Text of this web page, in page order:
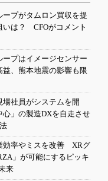
ープがタムロン買収を提
いは？ CFOがコメント
ープはイメージセンサー
益、熊本地震の影響も限
場社員がシステムを開
」の製造DXを自走させ
効率やミスを改善 XRグ
」が可能にするピッキ
来